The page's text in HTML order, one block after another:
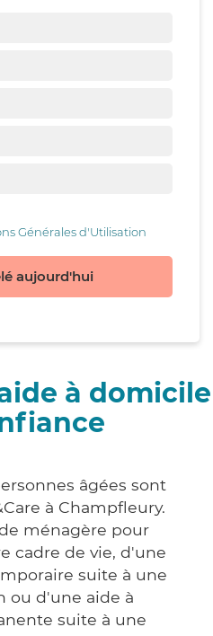
Générales d'Utilisation
aujourd'hui
à domicile
âgées sont
à Champfleury.
ménagère pour
cadre de vie, d'une
suite à une
ou d'une aide à
suite à une